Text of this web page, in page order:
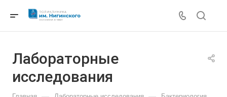
Лабораторные
исследования